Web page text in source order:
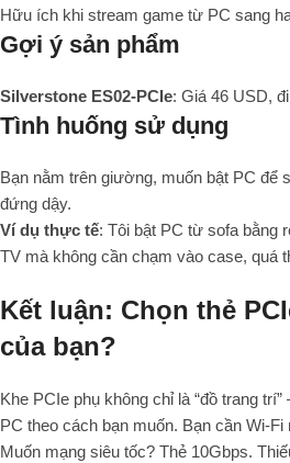
Hữu ích khi stream game từ PC sang
Gợi ý sản phẩm
Silverstone ES02-PCIe: Giá 46 USD,
Tình huống sử dụng
Bạn nằm trên giường, muốn bật PC để
đứng dậy.
Ví dụ thực tế: Tôi bật PC từ sofa bằng
TV mà không cần chạm vào case, quá
Kết luận: Chọn thẻ
của bạn?
Khe PCIe phụ không chỉ là “đồ trang
PC theo cách bạn muốn. Bạn cần Wi-Fi
Muốn mạng siêu tốc? Thẻ 10Gbps.